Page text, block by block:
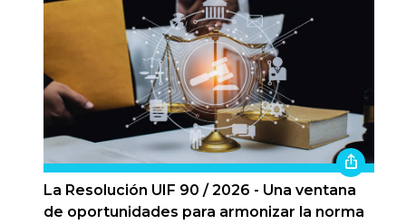
La Resolución UIF 90 / 2026 - Una ventana
de oportunidades para armonizar la norma